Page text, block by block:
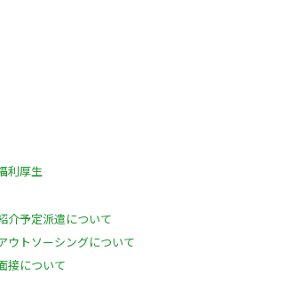
利厚生
介予定派遣について
ウトソーシングについて
接について